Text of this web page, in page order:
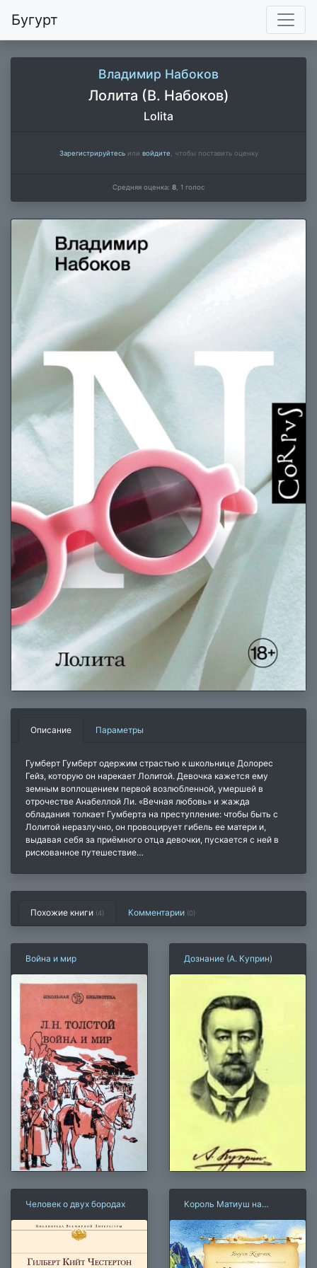
Бугурт
Владимир Набоков
Лолита (В. Набоков)
Lolita
Зарегистрируйтесьили войдите , чтобы поставить оценку
Средняя оценка: 8 1 голос
Описание Параметры
Гумберт Гумберт одержим страстью к школьнице Долорес
Гейз, которую он нарекает Лолитой. Девочка кажется ему
земным воплощением первой возлюбленной, умершей в
отрочестве Анабеллой Ли. «Вечная любовь» и жажда
обладания толкает Гумберта на преступление: чтобы быть с
Лолитой неразлучно, он провоцирует гибель ее матери и,
выдавая себя за приёмного отца девочки, пускается с ней в
рискованное путешествие…
Похожие книги (4) Комментарии (0)
Война и мир Дознание (А. Куприн)
Человек о двух бородах
Король Матиуш на